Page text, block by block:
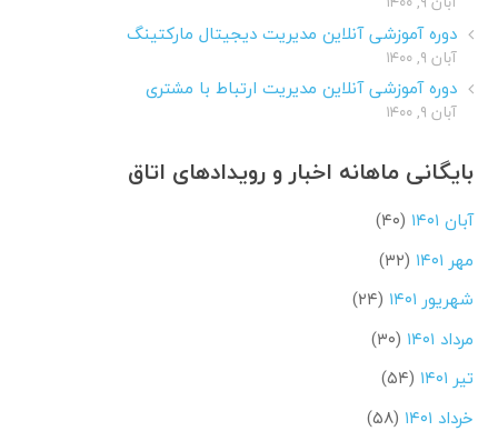
دوره آموزشی آنلاین مدیریت دیجیتال مارکتینگ
آبان ۹, ۱۴۰۰
دوره آموزشی آنلاین مدیریت ارتباط با مشتری
آبان ۹, ۱۴۰۰
بایگانی ماهانه اخبار و رویدادهای اتاق
آبان ۱۴۰۱
(۴۰)
مهر ۱۴۰۱
(۳۲)
شهریور ۱۴۰۱
(۲۴)
مرداد ۱۴۰۱
(۳۰)
تیر ۱۴۰۱
(۵۴)
خرداد ۱۴۰۱
(۵۸)